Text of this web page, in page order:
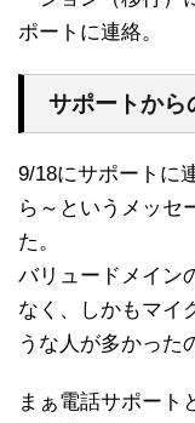
ポートに連絡。
サポートか
9/18にサポートに
ら～というメッセ
た。
バリュードメイン
なく、しかもマイ
うな人が多かった
まぁ電話サポート